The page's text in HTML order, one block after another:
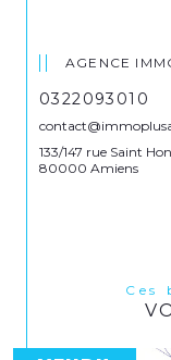
AGENCE
0322093010
133/147 rue Saint
80000 Amiens